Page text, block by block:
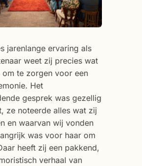
jarenlange ervaring als
weet zij precies wat
te zorgen voor een
Het
gesprek was gezellig
ze noteerde alles wat zij
en waarvan wij vonden
was voor haar om
heeft zij een pakkend,
verhaal van